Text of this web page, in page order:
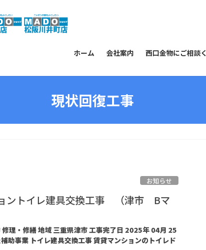
ホーム 会社案内 西口金物にご相談
現状回復工事
お知らせ
ントイレ建具交換工事 （津市 Bマ
理・修繕 地域 三重県津市 工事完了日 2025年 04月 25
助事業 トイレ建具交換工事 賃貸マンションのトイレド